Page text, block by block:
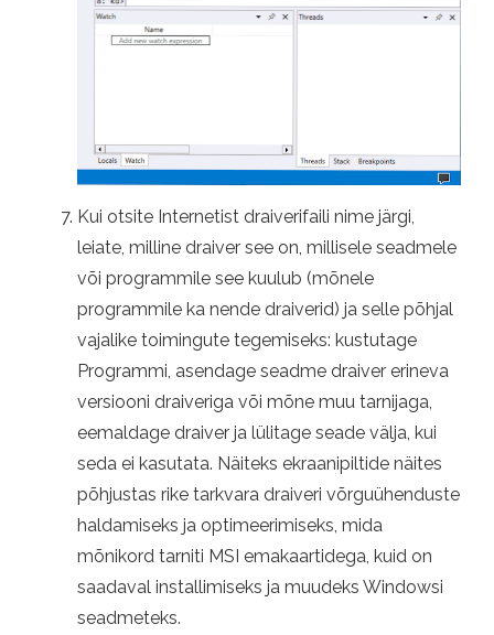
Kui otsite Internetist draiverifaili nime järgi,
leiate, milline draiver see on, millisele seadmele
või programmile see kuulub (mõnele
programmile ka nende draiverid) ja selle põhjal
vajalike toimingute tegemiseks: kustutage
Programmi, asendage seadme draiver erineva
versiooni draiveriga või mõne muu tarnijaga,
eemaldage draiver ja lülitage seade välja, kui
seda ei kasutata. Näiteks ekraanipiltide näites
põhjustas rike tarkvara draiveri võrguühenduste
haldamiseks ja optimeerimiseks, mida
mõnikord tarniti MSI emakaartidega, kuid on
saadaval installimiseks ja muudeks Windowsi
seadmeteks.